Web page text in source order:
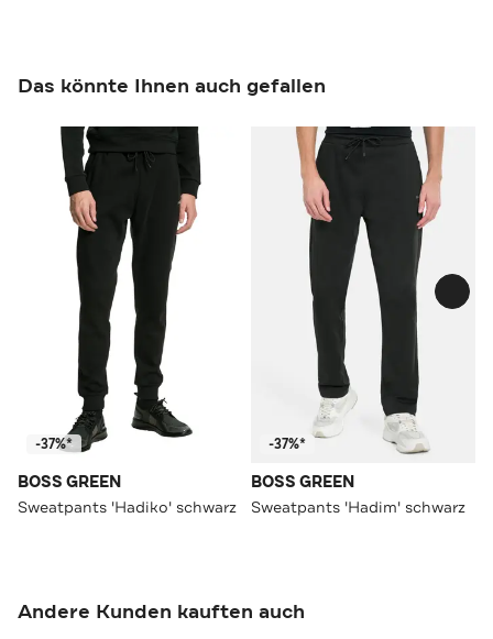
Das könnte Ihnen auch gefallen
-37%*
BOSS GREEN
Sweatpants 'Hadiko' schwarz
-37%*
BOSS GREEN
Sweatpants 'Hadim' schwarz
Andere Kunden kauften auch